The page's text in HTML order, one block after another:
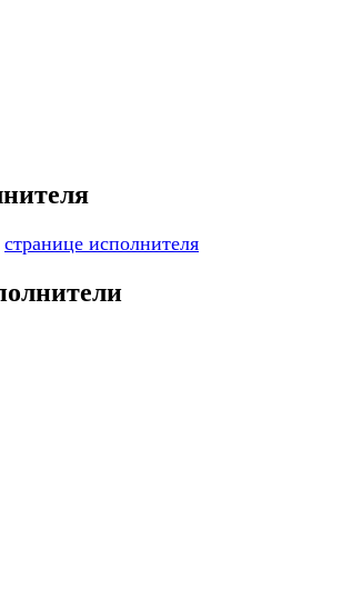
странице исполнителя